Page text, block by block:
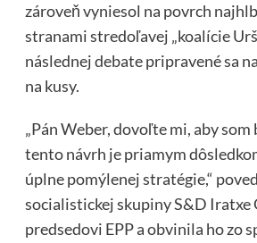
zároveň vyniesol na povrch
stranami stredoľavej „koalície
následnej debate pripravené sa
na kusy.
„Pán Weber, dovoľte mi, aby som
tento návrh je priamym
úplne pomýlenej stratégie,“
socialistickej skupiny S&D Iratxe
predsedovi EPP a obvinila ho zo